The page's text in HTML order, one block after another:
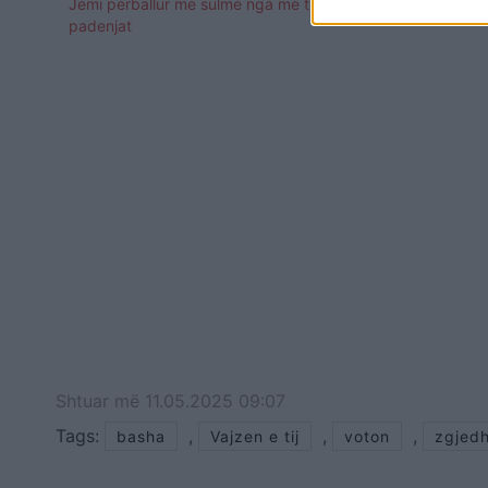
Jemi përballur me sulme nga më të
padenjat
Shtuar më 11.05.2025 09:07
Tags:
basha , Vajzen e tij , voton ,